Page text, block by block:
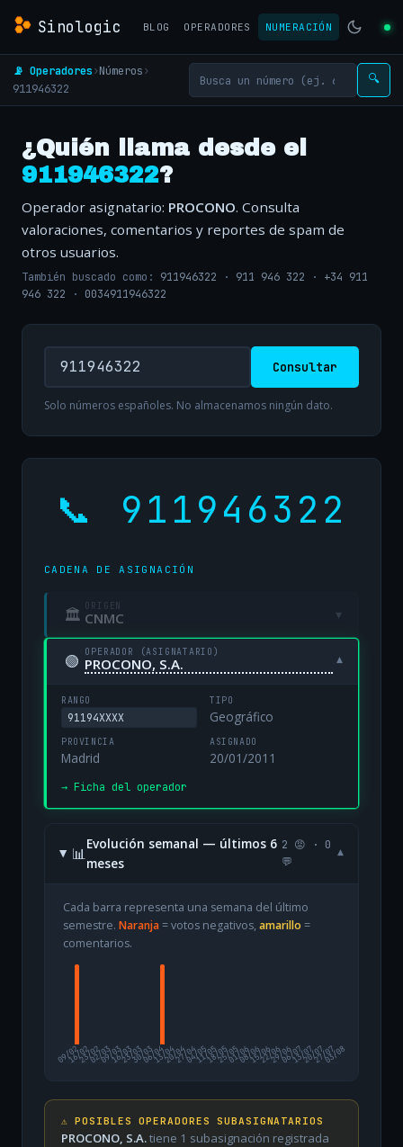
Sinologic BLOG OPERADORES NUMERACIÓN
📡 Operadores›Números›
911946322
🔍
¿Quién llama desde el
911946322?
Operador asignatario: PROCONO. Consulta
valoraciones, comentarios y reportes de spam de
otros usuarios.
También buscado como: 911946322 · 911 946 322 · +34 911
946 322 · 0034911946322
Consultar
Solo números españoles. No almacenamos ningún dato.
📞 911946322
CADENA DE ASIGNACIÓN
🏛 ORIGEN
CNMC ▾
🟢 OPERADOR (ASIGNATARIO)
PROCONO, S.A. ▾
RANGO
91194XXXX
TIPO
Geográfico
PROVINCIA
Madrid
ASIGNADO
20/01/2011
→ Ficha del operador
📊
Evolución semanal — últimos 6
meses
2 😡 · 0
💬
▾
Cada barra representa una semana del último
semestre. Naranja= votos negativos, amarillo =
comentarios.
09/02
16/0223/0202/0309/0316/0323/0330/0306/0413/0420/0427/0404/0511/0518/0525/0501/0608/0615/0622/0629/0606/0713/0720/0727/07
03/08
⚠️ POSIBLES OPERADORES SUBASIGNATARIOS
PROCONO, S.A.tiene 1 subasignación registrada